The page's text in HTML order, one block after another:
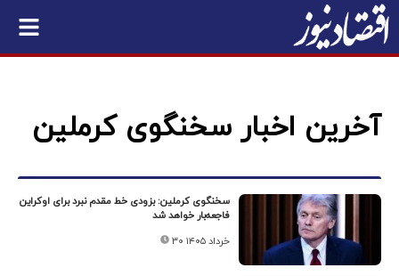
آخرین اخبار سخنگوی کرملین
سخنگوی کرملین: بزودی خط مقدم نبرد برای اوکراین
فاجعه‌بار خواهد شد
۳۰ خرداد ۱۴۰۵